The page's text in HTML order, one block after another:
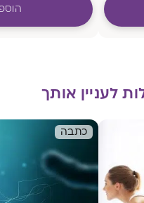
לעניין אותך
כתבה